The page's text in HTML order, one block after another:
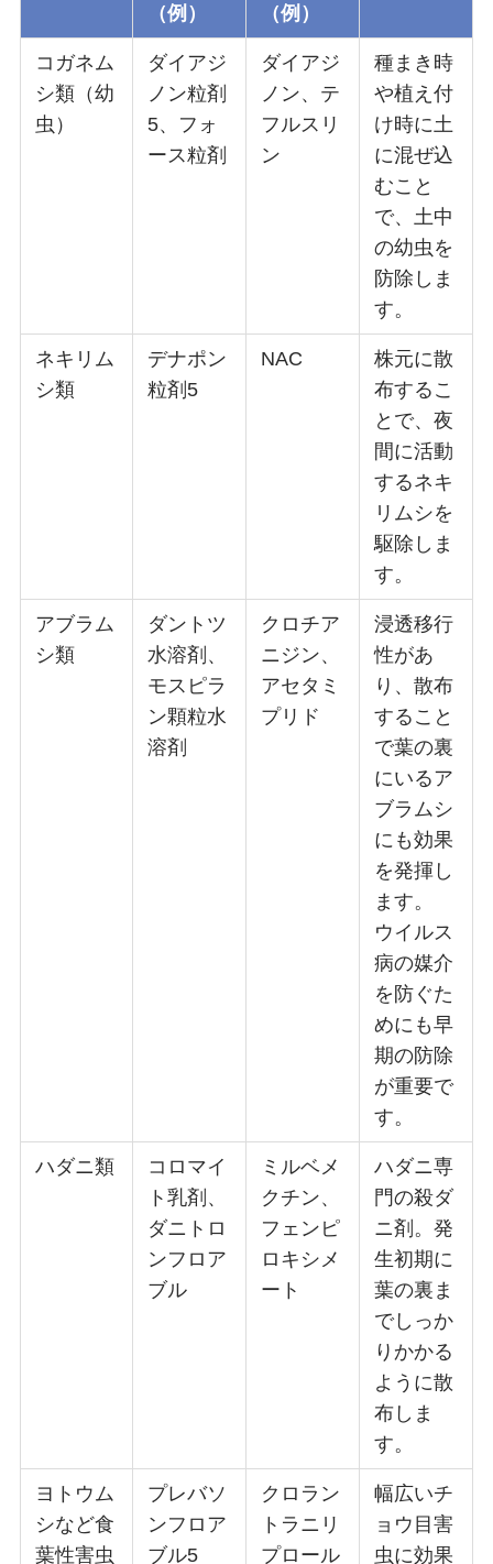
（例）
（例）
コガネム
シ類（幼
虫）
ダイアジ
ノン粒剤
5、フォ
ース粒剤
ダイアジ
ノン、テ
フルスリ
ン
種まき時
や植え付
け時に土
に混ぜ込
むこと
で、土中
の幼虫を
防除しま
す。
ネキリム
シ類
デナポン
粒剤5
NAC
株元に散
布するこ
とで、夜
間に活動
するネキ
リムシを
駆除しま
す。
アブラム
シ類
ダントツ
水溶剤、
モスピラ
ン顆粒水
溶剤
クロチア
ニジン、
アセタミ
プリド
浸透移行
性があ
り、散布
すること
で葉の裏
にいるア
ブラムシ
にも効果
を発揮し
ます。
ウイルス
病の媒介
を防ぐた
めにも早
期の防除
が重要で
す。
ハダニ類
コロマイ
ト乳剤、
ダニトロ
ンフロア
ブル
ミルベメ
クチン、
フェンピ
ロキシメ
ート
ハダニ専
門の殺ダ
ニ剤。発
生初期に
葉の裏ま
でしっか
りかかる
ように散
布しま
す。
ヨトウム
シなど食
葉性害虫
プレバソ
ンフロア
ブル5
クロラン
トラニリ
プロール
幅広いチ
ョウ目害
虫に効果